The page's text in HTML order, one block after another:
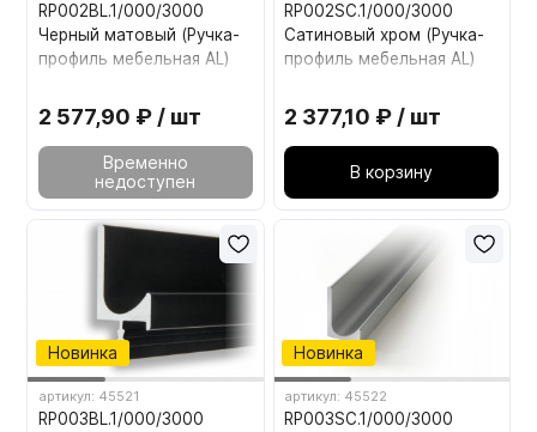
RP002BL.1/000/3000
Черный матовый (Ручка-
профиль мебельная AL)
2 577,90 ₽ / шт
Временно
недоступен
RP002SC.1/000/3000
Сатиновый хром (Ручка-
профиль мебельная AL)
2 377,10 ₽ / шт
В корзину
Новинка
артикул: 45521
RP003BL.1/000/3000
Новинка
артикул: 45522
RP003SC.1/000/3000